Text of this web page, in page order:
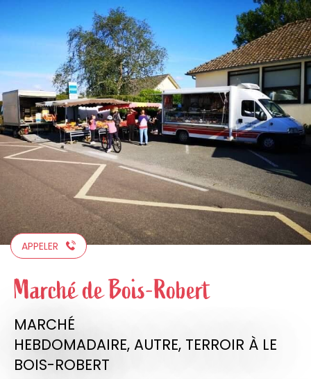
Aller
APPELER
Marché de Bois-Robert
MARCHÉ
HEBDOMADAIRE, AUTRE, TERROIR À LE
BOIS-ROBERT